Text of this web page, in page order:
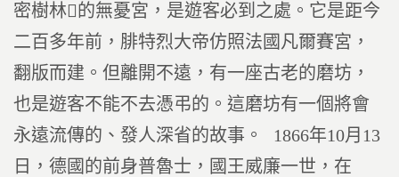
密樹林的無憂宮，是遊客必到之處。它是距今
二百多年前，腓特烈大帝仿照法國凡爾賽宮，
翻版而建。但離開不遠，有一座古老的磨坊，
也是遊客不能不去憑弔的。這磨坊有一個將會
永遠流傳的、發人深省的故事。 1866年10月13
日，德國的前身普魯士，國王威廉一世，在